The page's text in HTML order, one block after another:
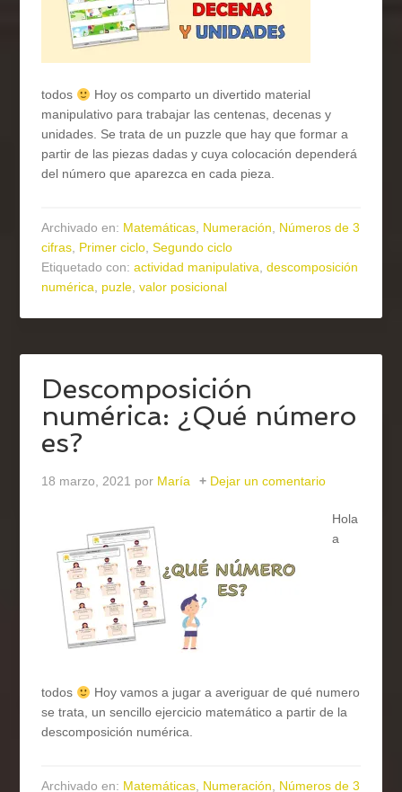
todos
Hoy os comparto un divertido material
manipulativo para trabajar las centenas, decenas y
unidades. Se trata de un puzzle que hay que formar a
partir de las piezas dadas y cuya colocación dependerá
del número que aparezca en cada pieza.
Archivado en: Matemáticas, Numeración, Números de 3
cifras, Primer ciclo,Segundo ciclo
Etiquetado con:actividad manipulativa,descomposición
numérica, puzle,valor posicional
Descomposición
numérica: ¿Qué número
es?
18 marzo, 2021 por María Dejar un comentario
Hola
a
todos
Hoy vamos a jugar a averiguar de qué numero
se trata, un sencillo ejercicio matemático a partir de la
descomposición numérica.
Archivado en: Matemáticas, Numeración, Números de 3